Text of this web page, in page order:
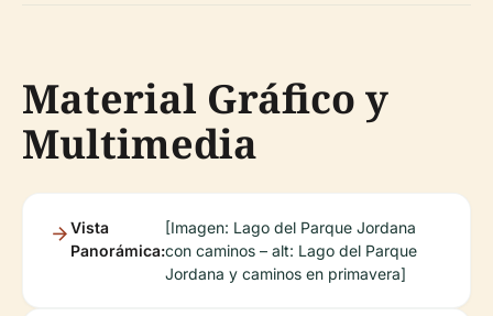
Material Gráfico y
Multimedia
Vista
Panorámica:
[Imagen: Lago del Parque Jordana
con caminos – alt: Lago del Parque
Jordana y caminos en primavera]